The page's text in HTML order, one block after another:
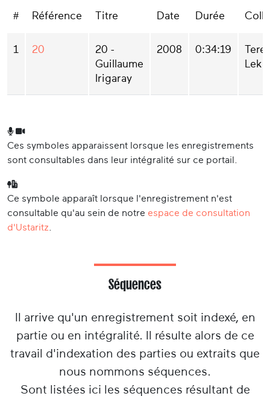
# Référence Titre Date Durée
1 20
20 -
Guillaume
Irigaray
2008 0:34:19
Ces symboles apparaissent lorsque les enregistrements
sont consultables dans leur intégralité sur ce portail.
Ce symbole apparaît lorsque l'enregistrement n'est
consultable qu'au sein de notre espace de consultation
d'Ustaritz
Séquences
Il arrive qu'un enregistrement soit indexé, en
partie ou en intégralité. Il résulte alors de ce
travail d'indexation des parties ou extraits que
nous nommons séquences.
Sont listées ici les séquences résultant de